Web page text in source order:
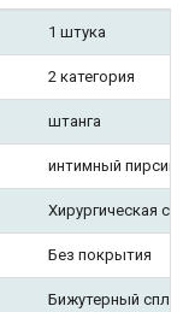
1 штука
2 категория
штанга
интимный
Хирургическая
Без покрытия
Бижутерный сплав